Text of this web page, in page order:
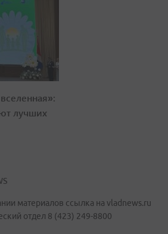
лучших
материалов ссылка на vladnews.ru
отдел 8 (423) 249-8800